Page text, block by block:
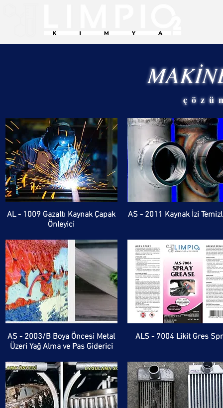
AL - 1009 Gazaltı Kaynak Çapak
Önleyici
AS - 2011 Kaynak İzi
AS - 2003/B Boya Öncesi Metal
Üzeri Yağ Alma ve Pas Giderici
ALS - 7004 Likit Gres